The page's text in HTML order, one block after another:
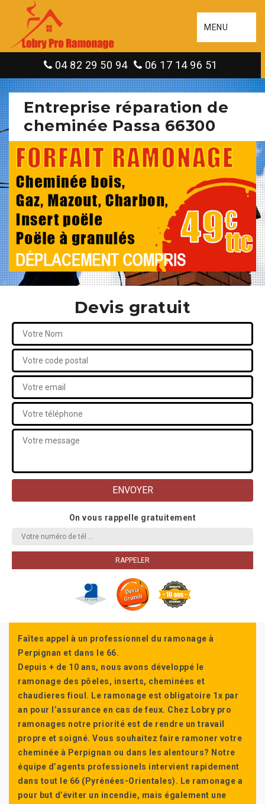
MENU
04 82 29 50 94 06 17 14 96 51
Entreprise réparation de
cheminée Passa 66300
Devis gratuit
On vous rappelle gratuitement
Faîtes appel à un professionnel du ramonage à
Perpignan et dans le 66.
Depuis + de 10 ans, nous avons développé le
ramonage des pôeles, inserts, cheminées et
chaudieres fioul. Le ramonage est obligatoire 1x par
an pour l’assurance en cas de feux. Chez Lobry pro
ramonages notre priorité est de rendre un travail
propre et soigné. Vous souhaitez faire ramoner votre
cheminée à Perpignan ou dans les alentours? Notre
équipe d’agents professionels intervient rapidement
dans tout le 66 (Pyrénées-Orientales). Le ramonage a
pour but d’éviter un incendie, mais également une